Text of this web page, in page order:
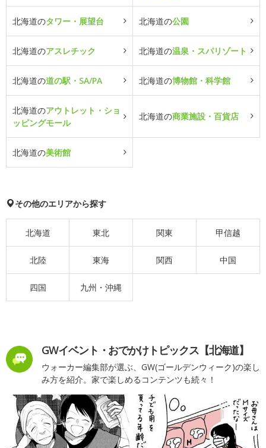
北海道のタワー・展望台 北海道の公園
北海道のアスレチック 北海道の温泉・スパリゾート
北海道の道の駅・SA/PA 北海道の博物館・科学館
北海道のアウトレット・ショ
ッピングモール
北海道の商業施設・百貨店
北海道の美術館
その他のエリアから探す
北海道 東北 関東 甲信越
北陸 東海 関西 中国
四国 九州・沖縄
GWイベント・おでかけトピックス【北海道】
ウォーカー編集部が選ぶ、GW(ゴールデンウィーク)の楽し
み方を紹介。家で楽しめるコンテンツも続々！